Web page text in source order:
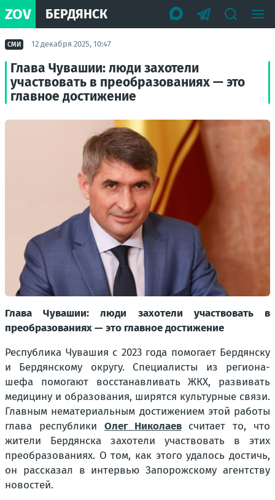
ZOV БЕРДЯНСК
СМИ 12 декабря 2025, 10:47
Глава Чувашии: люди захотели
участвовать в преобразованиях — это
главное достижение
Глава Чувашии: люди захотели участвовать в
преобразованиях — это главное достижение
Республика Чувашия с 2023 года помогает Бердянску
и Бердянскому округу. Специалисты из региона-
шефа помогают восстанавливать ЖКХ, развивать
медицину и образования, ширятся культурные связи.
Главным нематериальным достижением этой работы
глава республики Олег Николаевсчитает то, что
жители Бердянска захотели участвовать в этих
преобразованиях. О том, как этого удалось достичь,
он рассказал в интервью Запорожскому агентству
новостей.